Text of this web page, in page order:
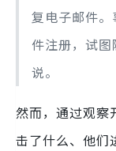
复电子邮件
件注册，试
说。
然而，通过观察
击了什么、他们